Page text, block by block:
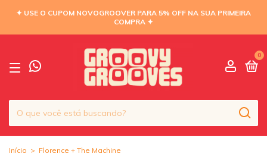
✦ USE O CUPOM NOVOGROOVER PARA 5% OFF NA SUA PRIMEIRA
COMPRA ✦
0
Início > Florence + The Machine